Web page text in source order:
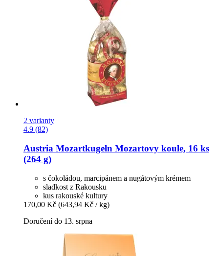
2 varianty
4.9 (82)
Austria Mozartkugeln Mozartovy koule, 16 ks
(264 g)
s čokoládou, marcipánem a nugátovým krémem
sladkost z Rakousku
kus rakouské kultury
170,00 Kč (643,94 Kč / kg)
Doručení do 13. srpna